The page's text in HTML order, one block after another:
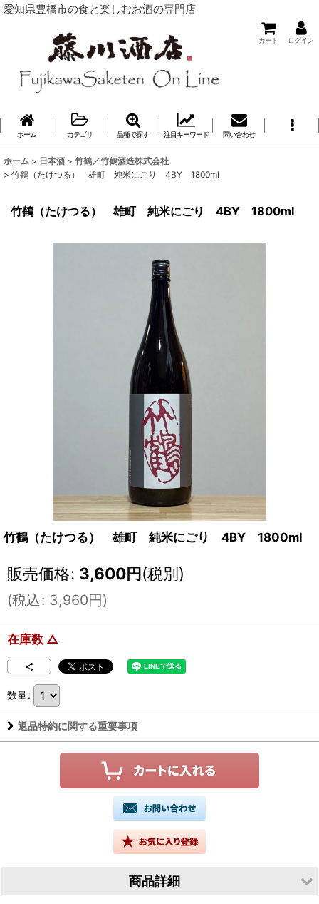
愛知県豊橋市の食と楽しむお酒の専門店
カート ログイン
ホーム カテゴリ 品種で探す 注目キーワード 問い合わせ
ホーム > 日本酒 > 竹鶴／竹鶴酒造株式会社
> 竹鶴（たけつる） 雄町 純米にごり 4BY 1800ml
竹鶴（たけつる） 雄町 純米にごり 4BY 1800ml
竹鶴（たけつる） 雄町 純米にごり 4BY 1800ml
販売価格: 3,600円(税別)
(税込: 3,960円)
在庫数 △
数量:
返品特約に関する重要事項
商品詳細